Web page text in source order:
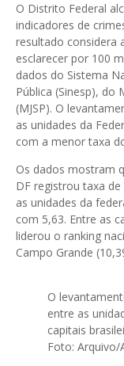
O Distrito Federal
indicadores de
resultado considera
esclarecer por 100
dados do Sistema
Pública (Sinesp), do
(MJSP). O
as unidades da
com a menor taxa
Os dados mostram
DF registrou taxa
as unidades da
com 5,63. Entre as
liderou o ranking
Campo Grande
O
entre as
capitais
Foto: Arquivo/